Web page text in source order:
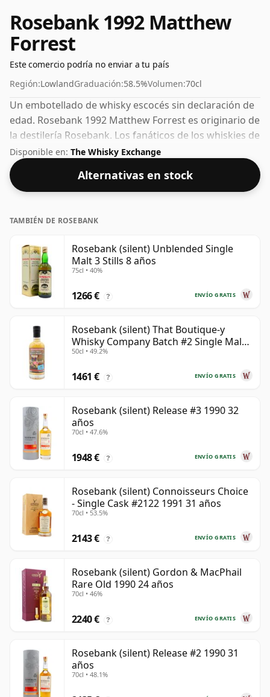
Rosebank 1992 Matthew
Forrest
Este comercio podría no enviar a tu país
Región:LowlandGraduación:58.5%Volumen:70cl
Un embotellado de whisky escocés sin declaración de
edad. Rosebank 1992 Matthew Forrest es originario de
la destilería Rosebank. Los fanáticos de los whiskies de
mayor graduación no se sentirán decepcionados con
este embotellado que tiene un 58,5% ABV.
Disponible en: The Whisky Exchange
Alternativas en stock
TAMBIÉN DE ROSEBANK
Rosebank (silent) Unblended Single
Malt 3 Stills 8 años
75cl • 40%
ENVÍO GRATIS
1266 € ?
Rosebank (silent) That Boutique-y
Whisky Company Batch #2 Single Mal
28 años
50cl • 49.2%
ENVÍO GRATIS
1461 € ?
Rosebank (silent) Release #3 1990 32
años
70cl • 47.6%
ENVÍO GRATIS
1948 € ?
Rosebank (silent) Connoisseurs Choice
- Single Cask #2122 1991 31 años
70cl • 53.5%
ENVÍO GRATIS
2143 € ?
Rosebank (silent) Gordon & MacPhail
Rare Old 1990 24 años
70cl • 46%
ENVÍO GRATIS
2240 € ?
Rosebank (silent) Release #2 1990 31
años
70cl • 48.1%